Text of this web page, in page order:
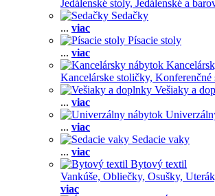
Jedálenské stoly, Jedálenské a
Sedačky
... viac
Písacie stoly
... viac
Kancelárske stoličky, Konferenčné
Vešiaky a
... viac
... viac
Sedacie vaky
... viac
Bytový textil
Vankúše, Obliečky, Osušky,
viac